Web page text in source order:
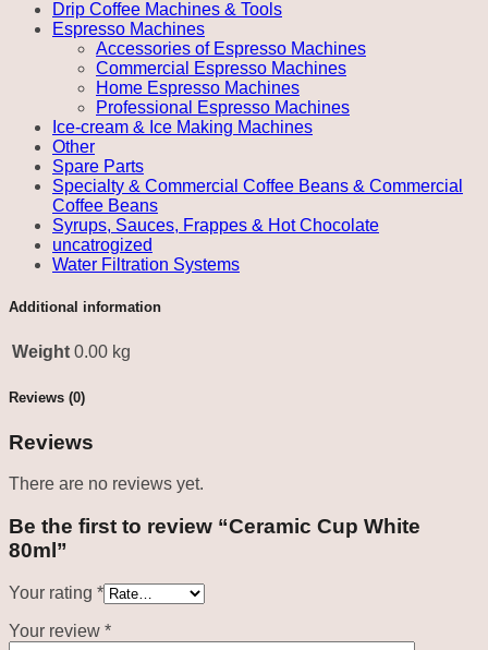
Drip Coffee Machines & Tools
Espresso Machines
Accessories of Espresso Machines
Commercial Espresso Machines
Home Espresso Machines
Professional Espresso Machines
Ice-cream & Ice Making Machines
Other
Spare Parts
Specialty & Commercial Coffee Beans & Commercial
Coffee Beans
Syrups, Sauces, Frappes & Hot Chocolate
uncatrogized
Water Filtration Systems
Additional information
Weight 0.00 kg
Reviews (0)
Reviews
There are no reviews yet.
Be the first to review “Ceramic Cup White
80ml”
Your rating *
Your review *